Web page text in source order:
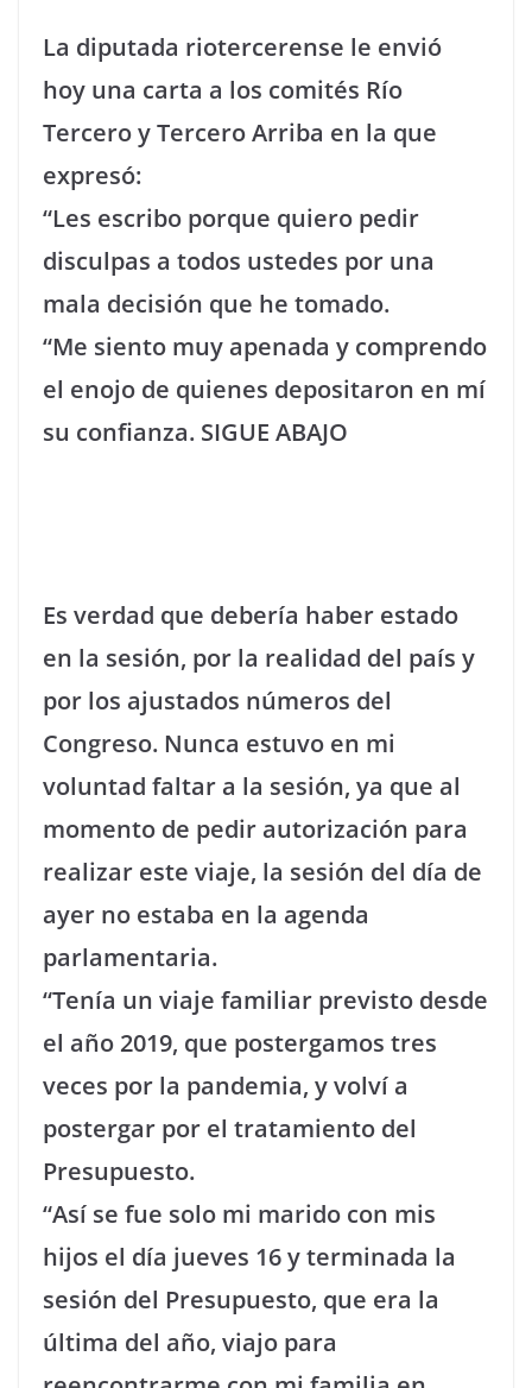
La diputada riotercerense le envió
hoy una carta a los comités Río
Tercero y Tercero Arriba en la que
expresó:
“Les escribo porque quiero pedir
disculpas a todos ustedes por una
mala decisión que he tomado.
“Me siento muy apenada y comprendo
el enojo de quienes depositaron en mí
su confianza. SIGUE ABAJO
Es verdad que debería haber estado
en la sesión, por la realidad del país y
por los ajustados números del
Congreso. Nunca estuvo en mi
voluntad faltar a la sesión, ya que al
momento de pedir autorización para
realizar este viaje, la sesión del día de
ayer no estaba en la agenda
parlamentaria.
“Tenía un viaje familiar previsto desde
el año 2019, que postergamos tres
veces por la pandemia, y volví a
postergar por el tratamiento del
Presupuesto.
“Así se fue solo mi marido con mis
hijos el día jueves 16 y terminada la
sesión del Presupuesto, que era la
última del año, viajo para